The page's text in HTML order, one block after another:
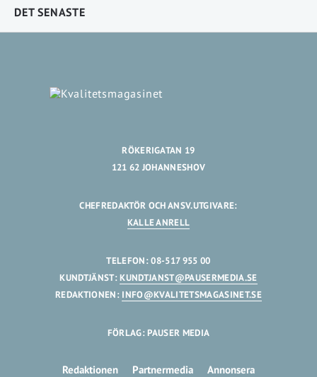
DET SENASTE
RÖKERIGATAN 19
121 62 JOHANNESHOV
CHEFREDAKTÖR OCH ANSV.UTGIVARE:
KALLE ANRELL
TELEFON: 08-517 955 00
KUNDTJÄNST:KUNDTJANST@PAUSERMEDIA.SE
REDAKTIONEN: INFO@KVALITETSMAGASINET.SE
FÖRLAG: PAUSER MEDIA
Redaktionen Partnermedia Annonsera